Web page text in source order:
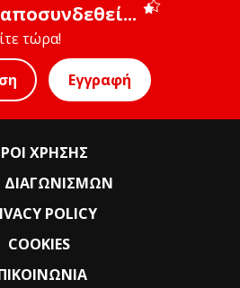
τώρα!
Εγγραφή
ΧΡΗΣΗΣ
ΔΙΑΓΩΝΙΣΜΩΝ
POLICY
COOKIES